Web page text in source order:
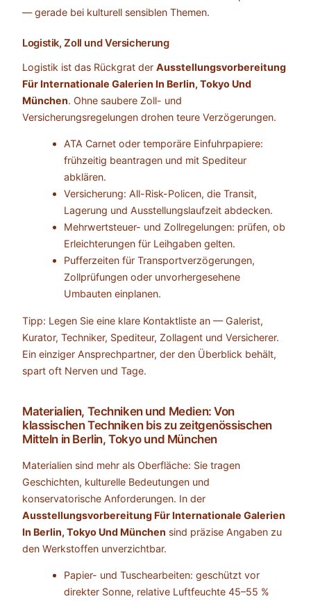
— gerade bei kulturell sensiblen Themen.
Logistik, Zoll und Versicherung
Logistik ist das Rückgrat der Ausstellungsvorbereitung
Für Internationale Galerien In Berlin, Tokyo Und
München. Ohne saubere Zoll- und
Versicherungsregelungen drohen teure Verzögerungen.
ATA Carnet oder temporäre Einfuhrpapiere:
frühzeitig beantragen und mit Spediteur
abklären.
Versicherung: All-Risk-Policen, die Transit,
Lagerung und Ausstellungslaufzeit abdecken.
Mehrwertsteuer- und Zollregelungen: prüfen, ob
Erleichterungen für Leihgaben gelten.
Pufferzeiten für Transportverzögerungen,
Zollprüfungen oder unvorhergesehene
Umbauten einplanen.
Tipp: Legen Sie eine klare Kontaktliste an — Galerist,
Kurator, Techniker, Spediteur, Zollagent und Versicherer.
Ein einziger Ansprechpartner, der den Überblick behält,
spart oft Nerven und Tage.
Materialien, Techniken und Medien: Von
klassischen Techniken bis zu zeitgenössischen
Mitteln in Berlin, Tokyo und München
Materialien sind mehr als Oberfläche: Sie tragen
Geschichten, kulturelle Bedeutungen und
konservatorische Anforderungen. In der
Ausstellungsvorbereitung Für Internationale Galerien
In Berlin, Tokyo Und München sind präzise Angaben zu
den Werkstoffen unverzichtbar.
Papier- und Tuschearbeiten: geschützt vor
direkter Sonne, relative Luftfeuchte 45–55 %